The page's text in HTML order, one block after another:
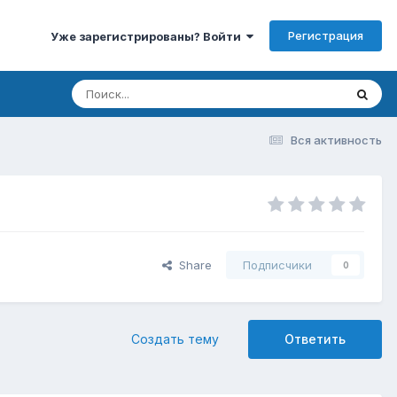
Уже зарегистрированы? Войти Регистрация
Вся активность
Share Подписчики 0
Ответить
Создать тему